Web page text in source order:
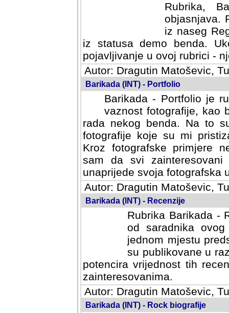
Rubrika,
objasnjava.
iz naseg
iz statusa demo benda.
pojavljivanje u ovoj rubrici -
Autor: Dragutin Matoševic,
Barikada (INT) - Portfolio
Barikada - Portfolio je
vaznost fotografije, kao
rada nekog benda. Na to
fotografije koje su mi
fotografske primjere
svi zainteresovani
svoja fotografska umijeca.
Autor: Dragutin Matoševic,
Barikada (INT) - Recenzije
Rubrika Barikada -
od saradnika
jednom mjestu
su publikovane u
potencira vrijednost tih
zainteresovanima.
Autor: Dragutin Matoševic,
Barikada (INT) - Rock biografije